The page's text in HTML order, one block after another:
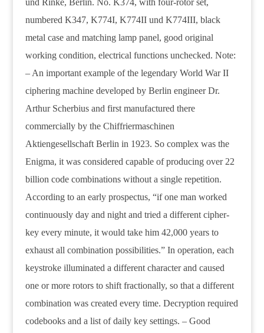
und Rinke, Berlin. No. K374, with four-rotor set,
numbered K347, K774I, K774II und K774III, black
metal case and matching lamp panel, good original
working condition, electrical functions unchecked. Note:
– An important example of the legendary World War II
ciphering machine developed by Berlin engineer Dr.
Arthur Scherbius and first manufactured there
commercially by the Chiffriermaschinen
Aktiengesellschaft Berlin in 1923. So complex was the
Enigma, it was considered capable of producing over 22
billion code combinations without a single repetition.
According to an early prospectus, “if one man worked
continuously day and night and tried a different cipher-
key every minute, it would take him 42,000 years to
exhaust all combination possibilities.” In operation, each
keystroke illuminated a different character and caused
one or more rotors to shift fractionally, so that a different
combination was created every time. Decryption required
codebooks and a list of daily key settings. – Good